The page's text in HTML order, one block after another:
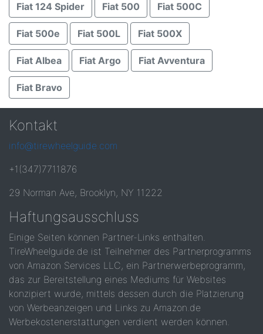
Fiat 124 Spider Fiat 500 Fiat 500C
Fiat 500e Fiat 500L Fiat 500X
Fiat Albea Fiat Argo Fiat Avventura
Fiat Bravo
Kontakt
info@tirewheelguide.com
+1(347)7711876
29 Norman Ave, Brooklyn, NY 11222
Haftungsausschluss
Einige Seiten können Partner-Links enthalten.
TireWheelguide.de ist Teilnehmer des Partnerprogramms
von Amazon Services LLC, ein Partnerwerbeprogramm,
das zur Bereitstellung eines Mediums für Websites
konzipiert wurde, mittels dessen durch die Platzierung
von Werbeanzeigen und Links zu Amazon.de
Werbekostenerstattungen verdient werden können.